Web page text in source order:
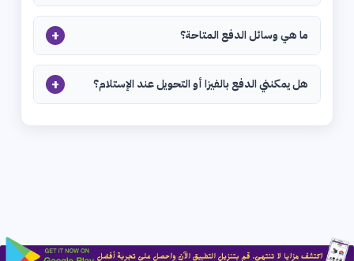
ما هي وسائل الدفع المتاحة؟ +
هل يمكنني الدفع بالفيزا أو التحويل عند الإستلام؟ +